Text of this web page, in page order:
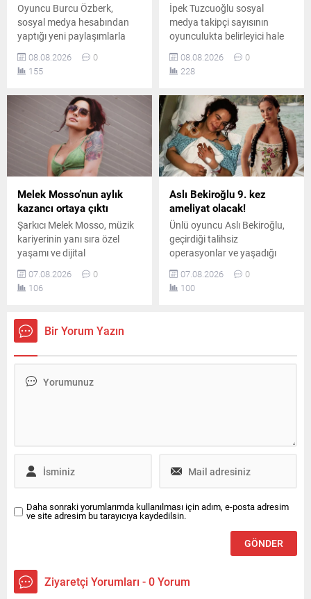
Oyuncu Burcu Özberk,
sosyal medya hesabından
yaptığı yeni paylaşımlarla
kazandı. Formda
görüntüsüyle dikkat çeken
sürede çok sayıda yorum
08.08.2026
0
155
İpek Tuzcuoğlu sosyal
medya takipçi sayısının
oyunculukta belirleyici hale
oyuncu, gerçek sanatın
rakamlarla ölçülemeyeceğini
önemli bir mesaj verdi ve
emeğin değerini özellikle de
vurguladı.
08.08.2026
0
228
Melek Mosso’nun aylık
kazancı ortaya çıktı
Şarkıcı Melek Mosso, müzik
kariyerinin yanı sıra özel
yaşamı ve dijital
platformlardaki
çalışmalarıyla da adından
söz ettiriyor. Instagram’da
kullanan Mosso’nun abone
sayısı ve buradan elde ettiği
07.08.2026
0
106
Aslı Bekiroğlu 9. kez
ameliyat olacak!
Ünlü oyuncu Aslı Bekiroğlu,
geçirdiği talihsiz
operasyonlar ve yaşadığı
ciddi sağlık sorunlarının
ardından, sekiz ameliyatın
sonrasında dokuzuncu kez
07.08.2026
0
100
Bir Yorum Yazın
Daha sonraki yorumlarımda kullanılması için adım, e-posta adresim
ve site adresim bu tarayıcıya kaydedilsin.
Ziyaretçi Yorumları - 0 Yorum